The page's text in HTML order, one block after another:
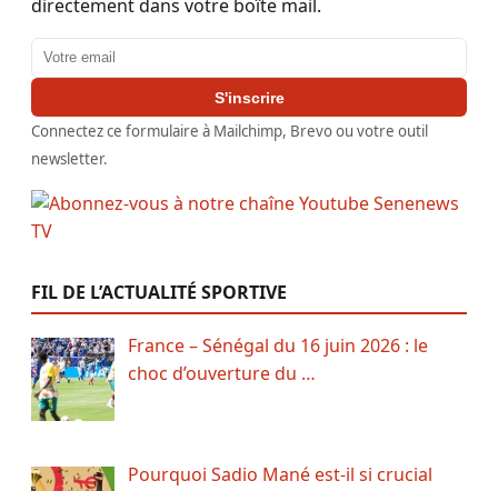
directement dans votre boîte mail.
Adresse email
S'inscrire
Connectez ce formulaire à Mailchimp, Brevo ou votre outil
newsletter.
FIL DE L’ACTUALITÉ SPORTIVE
France – Sénégal du 16 juin 2026 : le
choc d’ouverture du …
Pourquoi Sadio Mané est-il si crucial